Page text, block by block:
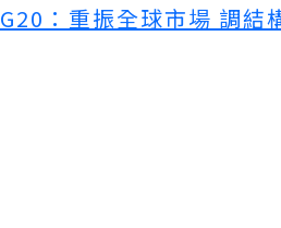
G20：重振全球市場 調結